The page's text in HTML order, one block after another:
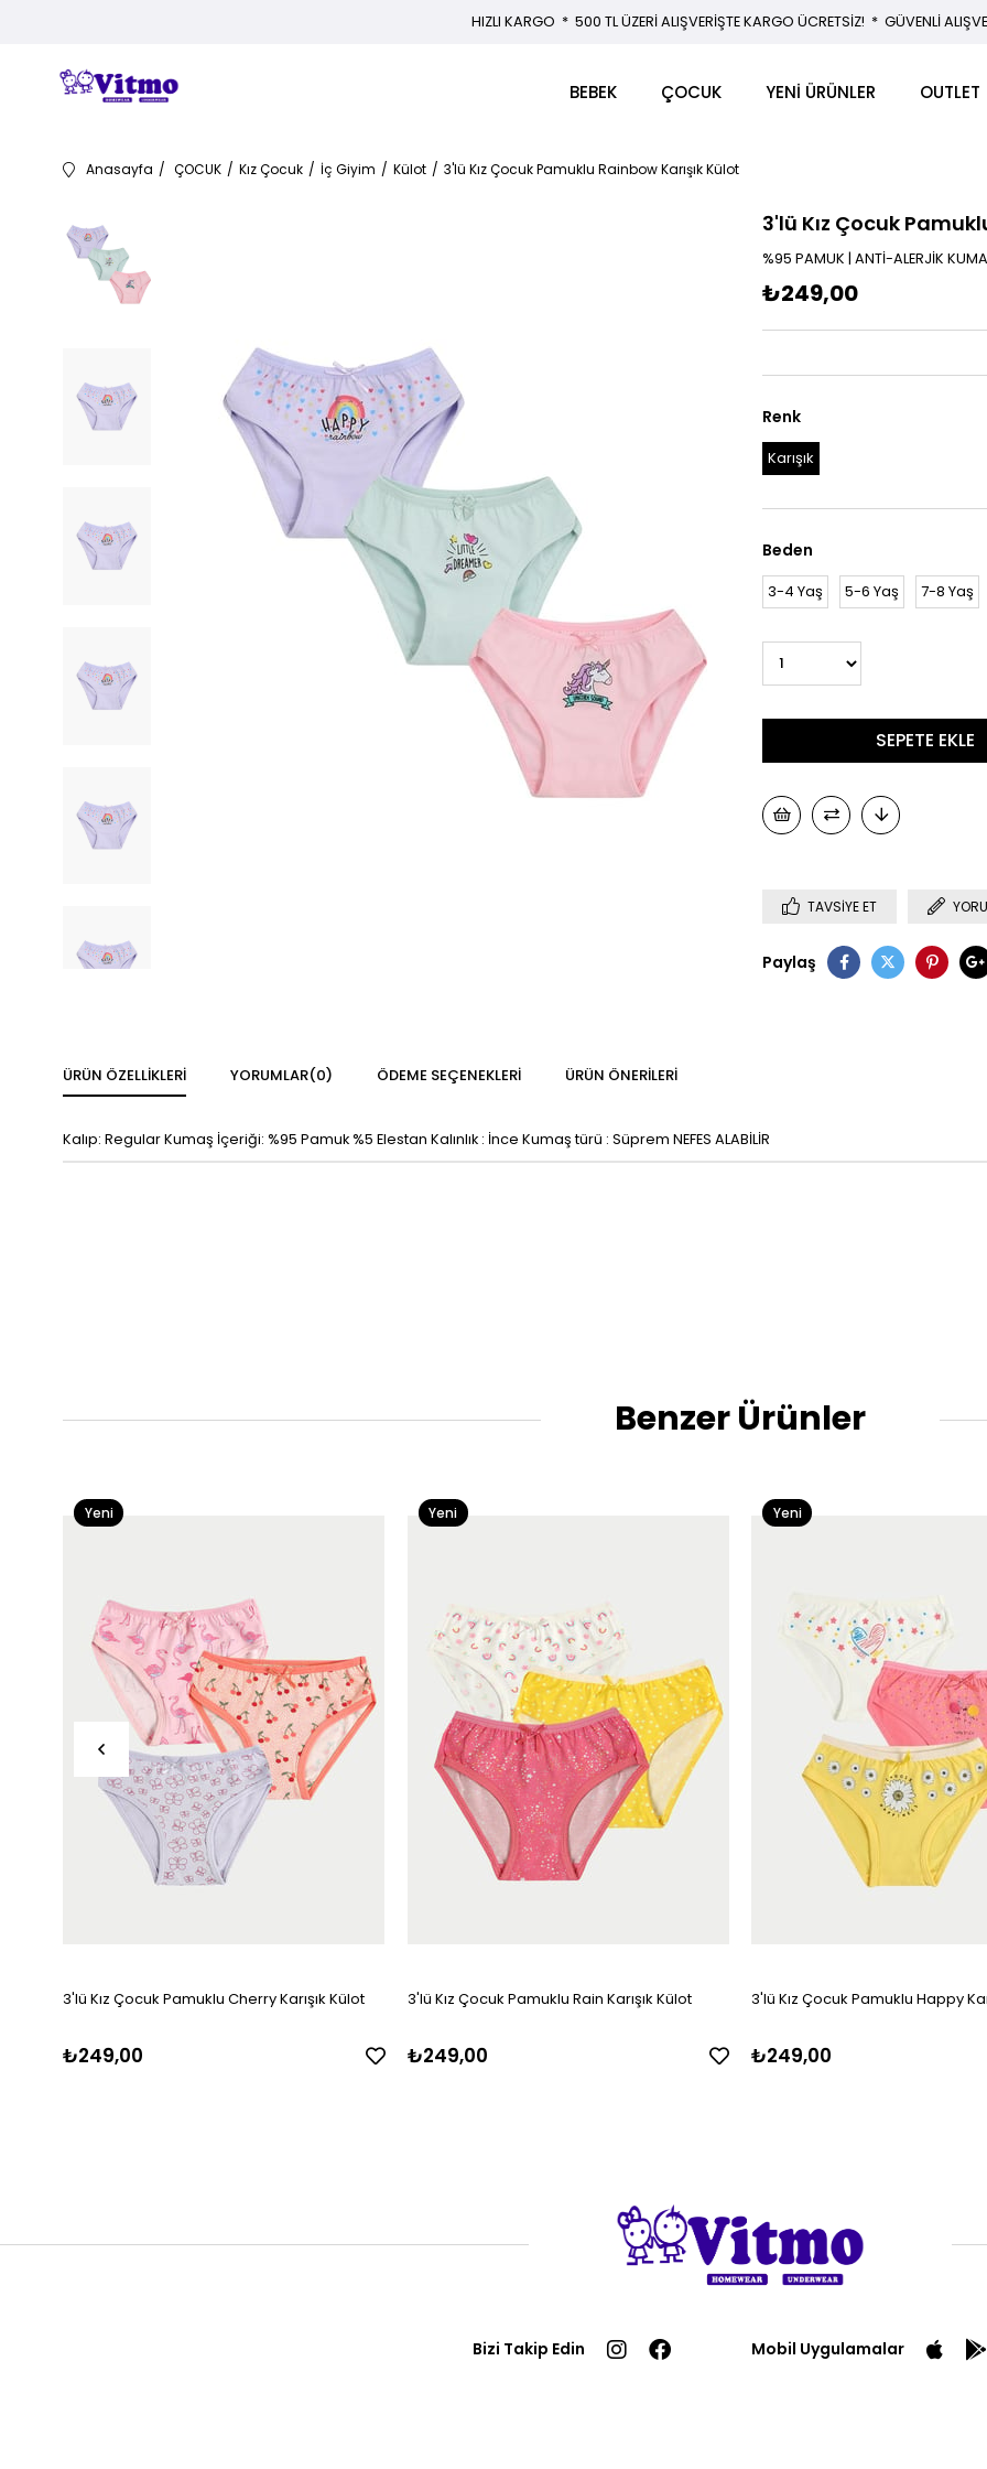
HIZLI KARGO * 500 TL ÜZERİ ALIŞVERİŞTE KARGO ÜCRETSİZ! * GÜVENLİ
BEBEK ÇOCUK YENİ ÜRÜNLER OUTLET
Anasayfa ÇOCUK Kız Çocuk İç Giyim Külot 3'lü Kız Çocuk Pamuklu Rainbow Karışık Külot
3'lü Kız Çocuk
%95 PAMUK | ANTİ-ALERJİK
₺249,00
Renk
Karışık
Beden
3-4 Yaş 5-6 Yaş 7-8 Yaş
TAVSIYE ET
Paylaş
ÜRÜN ÖZELLIKLERI YORUMLAR(0) ÖDEME SEÇENEKLERI ÜRÜN ÖNERILERI
Kalıp: Regular Kumaş İçeriği: %95 Pamuk %5 Elestan Kalınlık : İnce Kumaş türü : Süprem NEFES ALABİLİR
Benzer Ürünler
3'lü Kız Çocuk Pamuklu Cherry Karışık Külot
₺249,00
Yeni
3'lü Kız Çocuk Pamuklu Rain Karışık Külot
₺249,00
Yeni
3'lü Kız Çocuk Pamuklu Happy
₺249,00
Yeni
Bizi Takip Edin Mobil Uygulamalar